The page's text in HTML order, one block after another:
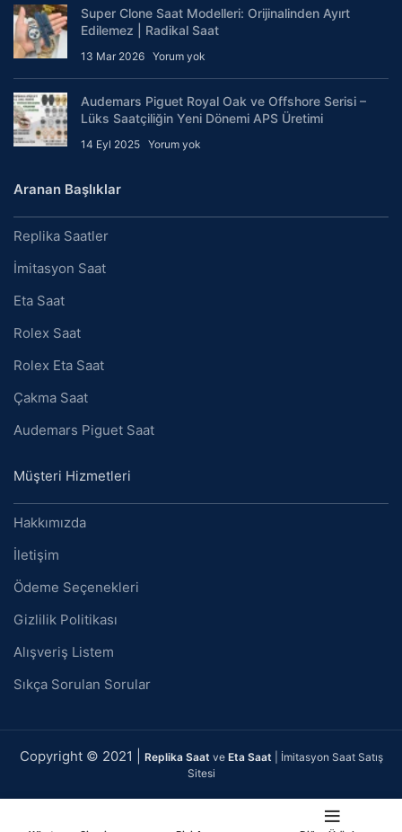
Super Clone Saat Modelleri: Orijinalinden Ayırt
Edilemez | Radikal Saat
13 Mar 2026 Yorum yok
Audemars Piguet Royal Oak ve Offshore Serisi –
Lüks Saatçiliğin Yeni Dönemi APS Üretimi
14 Eyl 2025 Yorum yok
Aranan Başlıklar
Replika Saatler
İmitasyon Saat
Eta Saat
Rolex Saat
Rolex Eta Saat
Çakma Saat
Audemars Piguet Saat
Müşteri Hizmetleri
Hakkımızda
İletişim
Ödeme Seçenekleri
Gizlilik Politikası
Alışveriş Listem
Sıkça Sorulan Sorular
Copyright © 2021 | Replika Saat ve Eta Saat | İmitasyon Saat Satış
Sitesi